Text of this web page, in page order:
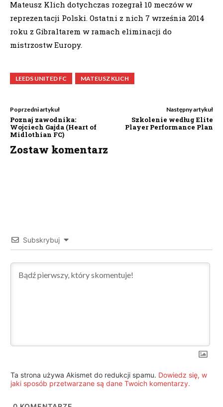
Mateusz Klich dotychczas rozegrał 10 meczów w
reprezentacji Polski. Ostatni z nich 7 września 2014
roku z Gibraltarem w ramach eliminacji do
mistrzostw Europy.
LEEDS UNITED FC MATEUSZ KLICH
Poprzedni artykuł
Poznaj zawodnika:
Wojciech Gajda (Heart of
Midlothian FC)
Następny artykuł
Szkolenie według Elite
Player Performance Plan
Zostaw komentarz
Subskrybuj
Ta strona używa Akismet do redukcji spamu. Dowiedz się, w
jaki sposób przetwarzane są dane Twoich komentarzy.